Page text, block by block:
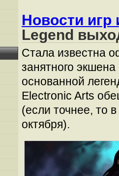
Новости игр
Legend
Стала известна
занятного
основанной
Electronic Arts
(если точнее, то
октября).